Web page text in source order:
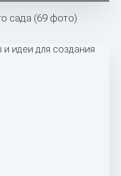
сада (69 фото)